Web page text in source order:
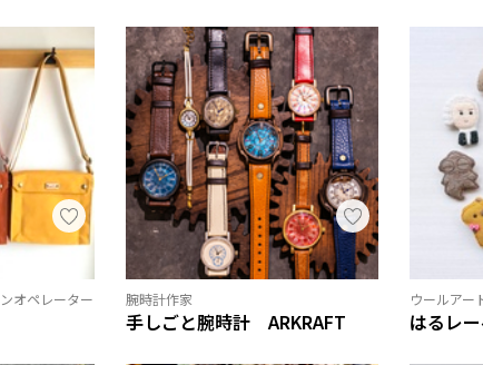
オペレーター 腕時計作家
手しごと腕時計 ARKRAFT
ウールアー
はるレ